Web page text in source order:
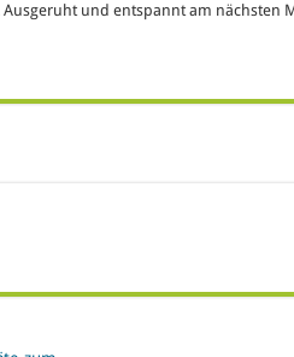
Ausgeruht und entspannt am nächsten